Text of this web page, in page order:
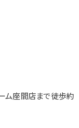
ム座間店まで徒歩約